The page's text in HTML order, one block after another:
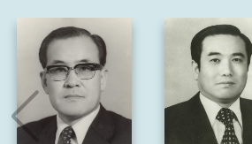
기록물 아카이브
사진 아카이브 문서 기록물 행정박물